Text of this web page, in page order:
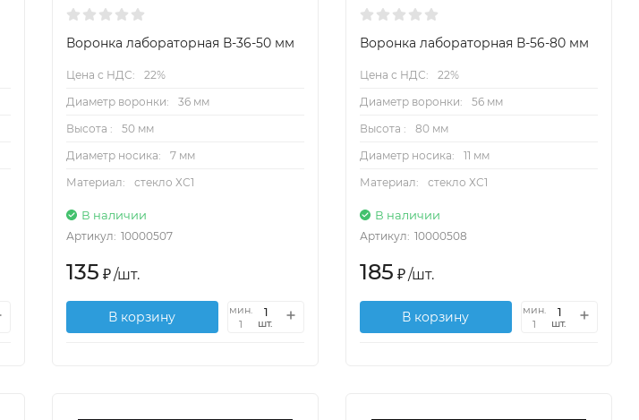
Воронка лабораторная В-36-50 мм
Цена с НДС:
22%
Диаметр воронки:
36 мм
Высота :
50 мм
Диаметр носика:
7 мм
Материал:
стекло ХС1
В наличии
Артикул: 10000507
135 ₽/шт.
В корзину
мин.
1
шт.
Воронка лабораторная В-56-80 мм
Цена с НДС:
22%
Диаметр воронки:
56 мм
Высота :
80 мм
Диаметр носика:
11 мм
Материал:
стекло ХС1
В наличии
Артикул: 10000508
185 ₽/шт.
В корзину
мин.
1
шт.